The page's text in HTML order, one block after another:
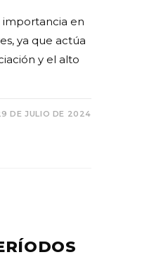
importancia en
ya que actúa
y el alto
DE JULIO DE 2024